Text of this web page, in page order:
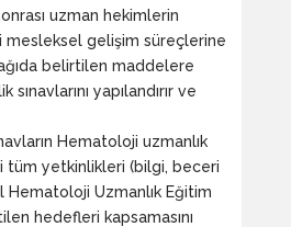
uzman hekimlerin
mesleksel gelişim süreçlerine
belirtilen maddelere
yapılandırır ve
Hematoloji uzmanlık
tüm yetkinlikleri (bilgi, beceri
Uzmanlık Eğitim
hedefleri kapsamasını